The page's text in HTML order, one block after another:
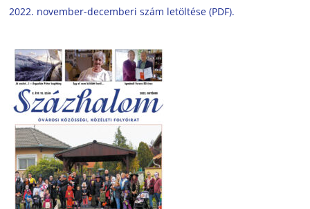
2022. november-decemberi szám letöltése (PDF).